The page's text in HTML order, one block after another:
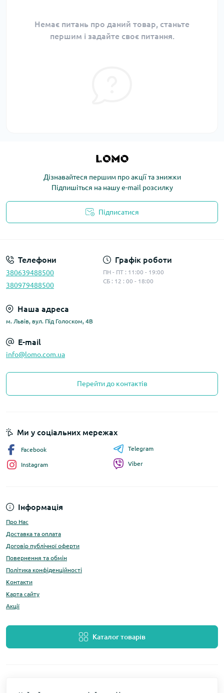
Немає питань про даний товар, станьте
першим і задайте своє питання.
Дізнавайтеся першим про акції та знижки
Підпишіться на нашу e-mail розсилку
Підписатися
Телефони
380639488500
380979488500
Графік роботи
ПН - ПТ : 11:00 - 19:00
СБ : 12 : 00 - 18:00
Наша адреса
м. Львів, вул. Під Голоском, 4В
E-mail
info@lomo.com.ua
Перейти до контактів
Інформація
Про Нас
Доставка та оплата
Договір публічної оферти
Повернення та обмін
Політика конфіденційності
Контакти
Карта сайту
Акції
Каталог товарів
Ми у соціальних мережах
Facebook
Instagram
Telegram
Viber